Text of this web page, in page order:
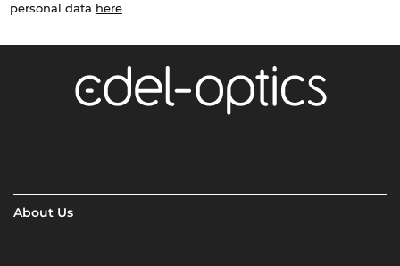
personal data here
About Us